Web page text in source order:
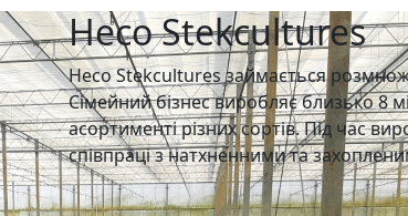
Heco Stekcultures
Heco Stekcultures займається
Сімейний бізнес виробляє близько 8
асортименті різних сортів. Під час
співпраці з натхненними та